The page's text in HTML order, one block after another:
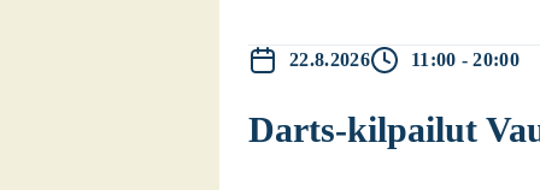
22.8.2026 11:00 - 20:00
Darts-kil­pai­lut